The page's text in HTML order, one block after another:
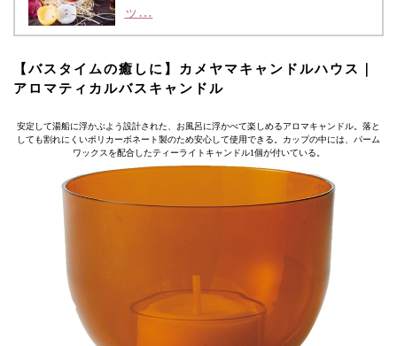
ッ…
【バスタイムの癒しに】カメヤマキャンドルハウス｜
アロマティカルバスキャンドル
安定して湯船に浮かぶよう設計された、お風呂に浮かべて楽しめるアロマキャンドル。落と
しても割れにくいポリカーボネート製のため安心して使用できる。カップの中には、パーム
ワックスを配合したティーライトキャンドル1個が付いている。